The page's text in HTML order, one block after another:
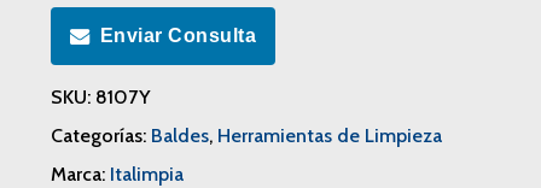
Enviar Consulta
SKU: 8107Y
Categorías: Baldes, Herramientas de Limpieza
Marca: Italimpia